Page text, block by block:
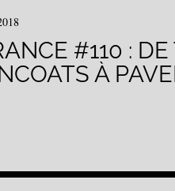
#110 : DE
À